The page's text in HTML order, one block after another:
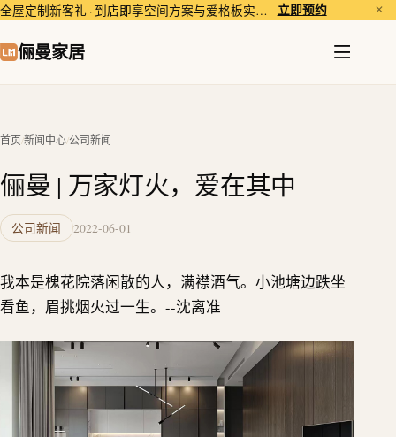
全屋定制新客礼 · 到店即享空间方案与爱格板实样体验。 立即预约 ✕
俪曼家居
首页/新闻中心/公司新闻
俪曼 | 万家灯火，爱在其中
公司新闻 2022-06-01
我本是槐花院落闲散的人，满襟酒气。小池塘边跌坐
看鱼，眉挑烟火过一生。--沈离准